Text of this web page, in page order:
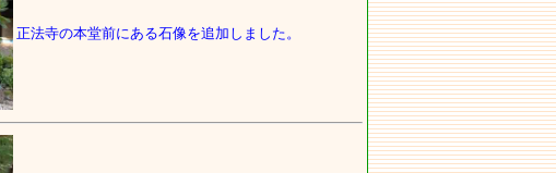
正法寺の本堂前にある石像を追加しました。